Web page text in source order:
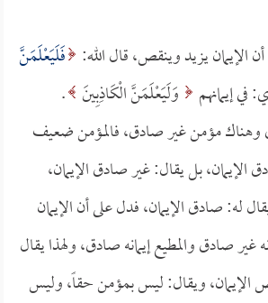
الإيمان يزيد وينقص، قال الله: فَلَيَعْلَمَنَّ
في إيمانهم وَلَيَعْلَمَنَّ الْكَاذِبِينَ .
مؤمن غير صادق، فالمؤمن ضعيف
الإيمان، بل يقال: غير صادق الإيمان،
له: صادق الإيمان، فدل على أن الإيمان
غير صادق والمطيع إيمانه صادق، ولهذا يقال
الإيمان، ويقال: ليس بمؤمن حقاً، وليس